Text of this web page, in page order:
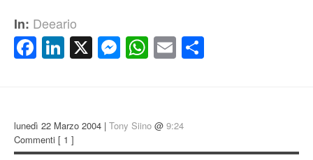
In: Deeario
Facebook
LinkedIn
X Messenger
WhatsApp
Email
lunedì 22 Marzo 2004 | Tony Siino @ 9:24
Commenti [ 1 ]